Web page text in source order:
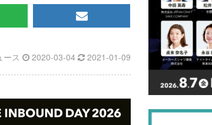
メ
マ
ガ
登
録
ース 2020-03-04 2021-01-09